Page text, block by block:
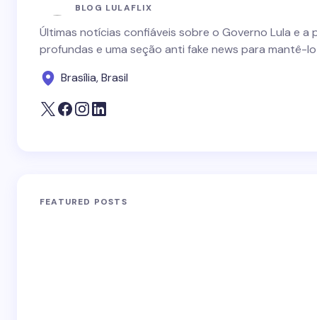
BLOG LULAFLIX
Últimas notícias confiáveis sobre o Governo Lula e
profundas e uma seção anti fake news para mantê-
Brasília, Brasil
FEATURED POSTS